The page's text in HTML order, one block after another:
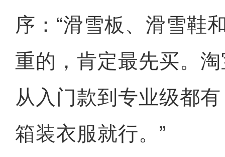
序：“滑雪板、滑雪鞋
重的，肯定最先买。
从入门款到专业级都
箱装衣服就行。”